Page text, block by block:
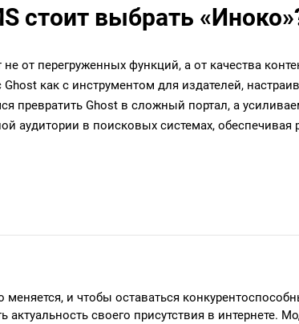
стоит выбрать
от перегруженных функций, а от качества
как с инструментом для издателей,
превратить Ghost в сложный портал, а
аудитории в поисковых системах, обеспечивая
и чтобы оставаться
актуальность своего присутствия в интернете.